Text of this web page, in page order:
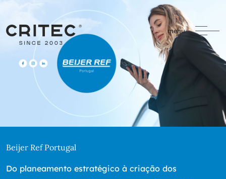
menu
Beijer Ref Portugal
Do planeamento estratégico à criação dos